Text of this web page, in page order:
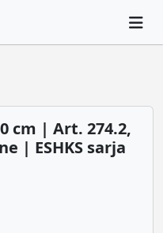
cm | Art. 274.2,
| ESHKS sarja